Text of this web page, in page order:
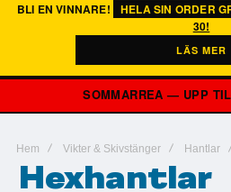
BLI EN VINNARE! HELA SIN ORDER
30!
LÄS MER
SOMMARREA — UPP
Hem Vikter & Skivstänger Hantlar
Hexhantlar